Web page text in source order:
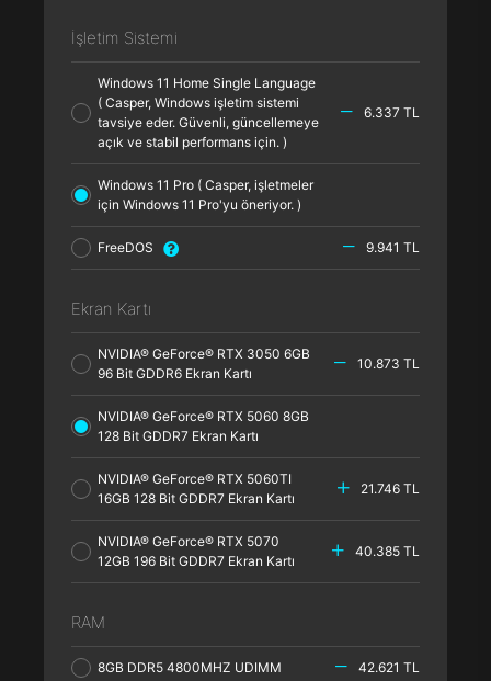
İşletim Sistemi
Windows 11 Home Single Language
( Casper, Windows işletim sistemi
tavsiye eder. Güvenli, güncellemeye
açık ve stabil performans için. )
6.337 TL
Windows 11 Pro ( Casper, işletmeler
için Windows 11 Pro'yu öneriyor. )
FreeDOS 9.941 TL
Ekran Kartı
NVIDIA® GeForce® RTX 3050 6GB
96 Bit GDDR6 Ekran Kartı
10.873 TL
NVIDIA® GeForce® RTX 5060 8GB
128 Bit GDDR7 Ekran Kartı
NVIDIA® GeForce® RTX 5060TI
16GB 128 Bit GDDR7 Ekran Kartı
21.746 TL
NVIDIA® GeForce® RTX 5070
12GB 196 Bit GDDR7 Ekran Kartı
40.385 TL
RAM
8GB DDR5 4800MHZ UDIMM 42.621 TL